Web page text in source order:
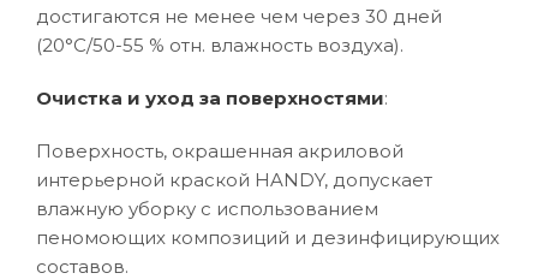
достигаются не менее чем через 30 дней
(20°C/50-55 % отн. влажность воздуха).
Очистка и уход за поверхностями:
Поверхность, окрашенная акриловой
интерьерной краской HANDY, допускает
влажную уборку с использованием
пеномоющих композиций и дезинфицирующих
составов.